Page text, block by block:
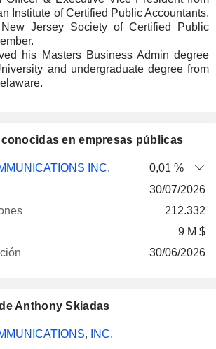
Institute of Certified Public Accountants,
Jersey Society of Certified Public
his Masters Business Admin degree
and undergraduate degree from
en empresas públicas
Número
valoración
INC.
0,01 %
30/07/2026
212.332
9 M $
30/06/2026
Anthony Skiadas
Inicio
INC.